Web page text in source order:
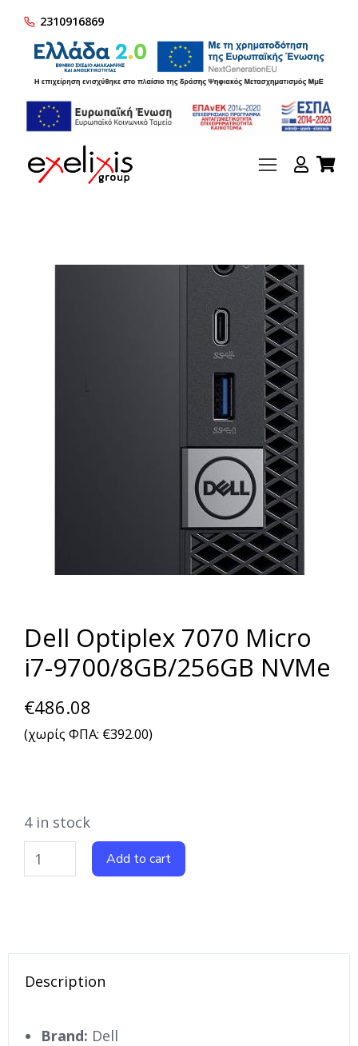
2310916869
Dell Optiplex 7070 Micro
i7-9700/8GB/256GB NVMe
€486.08
(χωρίς ΦΠΑ: €392.00)
4 in stock
Add to cart
Description
Brand: Dell